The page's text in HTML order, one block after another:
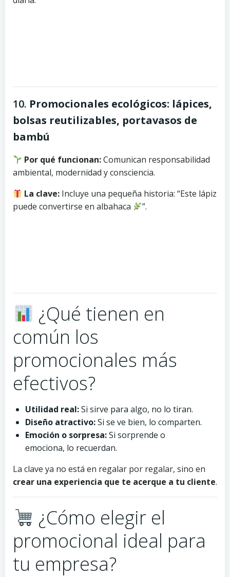
10. Promocionales ecológicos: lápices,
bolsas reutilizables, portavasos de
bambú
Por qué funcionan:Comunican responsabilidad
ambiental, modernidad y consciencia.
La clave: Incluye una pequeña historia: “Este lápiz
puede convertirse en albahaca
”.
¿Qué tienen en
común los
promocionales más
efectivos?
Utilidad real:Si sirve para algo, no lo tiran.
Diseño atractivo:Si se ve bien, lo comparten.
Emoción o sorpresa:Si sorprende o
emociona, lo recuerdan.
La clave ya no está en regalar por regalar, sino en
crear una experiencia que te acerque a tu cliente.
¿Cómo elegir el
promocional ideal para
tu empresa?